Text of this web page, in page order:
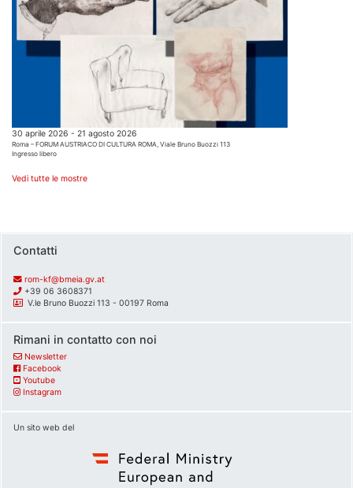
30 aprile 2026 - 21 agosto 2026
Roma – FORUM AUSTRIACO DI CULTURA ROMA, Viale Bruno Buozzi 113
Ingresso libero
Vedi tutte le mostre
Contatti
rom-kf@bmeia.gv.at
+39 06 3608371
V.le Bruno Buozzi 113 - 00197 Roma
Rimani in contatto con noi
Newsletter
Facebook
Youtube
Instagram
Un sito web del